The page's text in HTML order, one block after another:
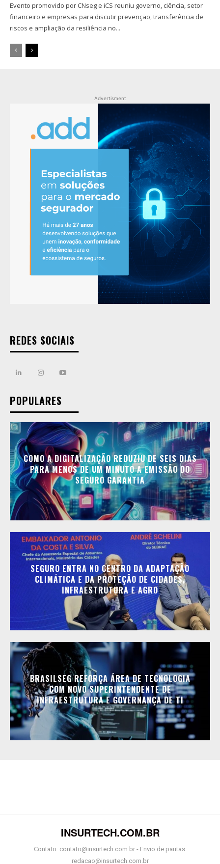
Evento promovido por CNseg e iCS reuniu governo, ciência, setor
financeiro e empresas para discutir prevenção, transferência de
riscos e ampliação da resiliência no...
Advertisment
REDES SOCIAIS
POPULARES
COMO A DIGITALIZAÇÃO REDUZIU DE SEIS DIAS
PARA MENOS DE UM MINUTO A EMISSÃO DO
SEGURO GARANTIA
SEGURO ENTRA NO CENTRO DA ADAPTAÇÃO
CLIMÁTICA E DA PROTEÇÃO DE CIDADES,
INFRAESTRUTURA E AGRO
BRASILSEG REFORÇA ÁREA DE TECNOLOGIA
COM NOVO SUPERINTENDENTE DE
INFRAESTRUTURA E GOVERNANÇA DE TI
INSURTECH.COM.BR
Contato: contato@insurtech.com.br - Envio de pautas:
redacao@insurtech.com.br